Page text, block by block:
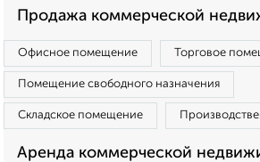
Продажа коммерческой
Офисное помещение Торговое
Помещение свободного назначения
Складское помещение
Аренда коммерческой